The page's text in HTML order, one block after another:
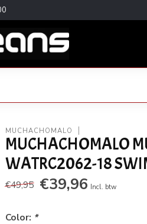
MUCHACHOMALO
MUCHACHOMALO
WATRC2062-18
€49,95 €39,96 Incl. btw
Color: *